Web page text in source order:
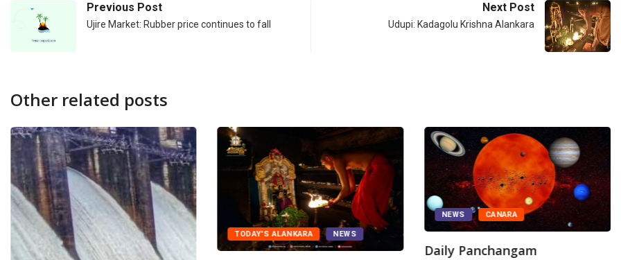
Previous Post
Ujire Market: Rubber price continues to fall
Next Post
Udupi: Kadagolu Krishna Alankara
Other related posts
TODAY'S ALANKARA NEWS
NEWS CANARA
Daily Panchangam